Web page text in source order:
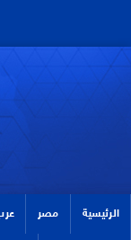
الرئيسية مصر